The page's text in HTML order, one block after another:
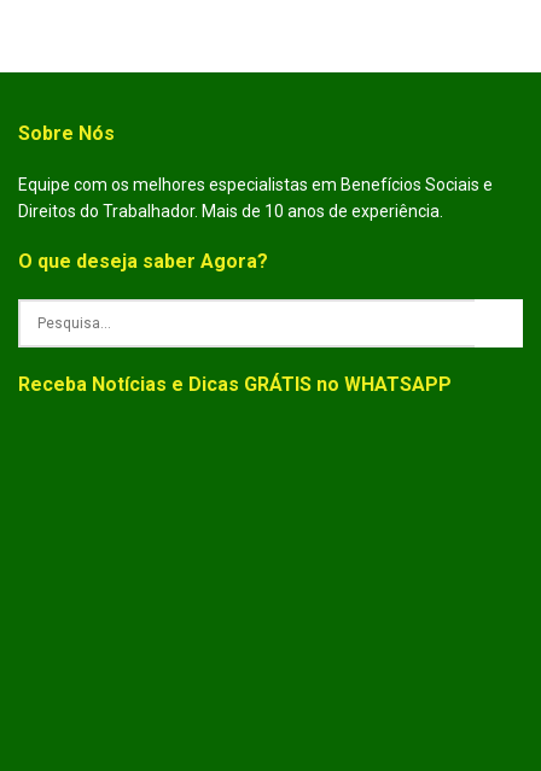
Sobre Nós
Equipe com os melhores especialistas em Benefícios Sociais e
Direitos do Trabalhador. Mais de 10 anos de experiência.
O que deseja saber Agora?
Receba Notícias e Dicas GRÁTIS no WHATSAPP